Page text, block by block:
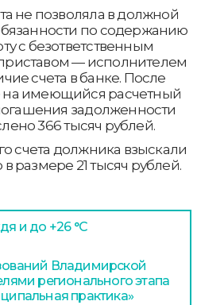
не позволяла в должной
по содержанию
с безответственным
— исполнителем
счета в банке. После
имеющийся расчетный
задолженности
366 тысяч рублей.
счета должника взыскали
размере 21 тысяч рублей.
и до +26 °С
Владимирской
регионального этапа
практика»